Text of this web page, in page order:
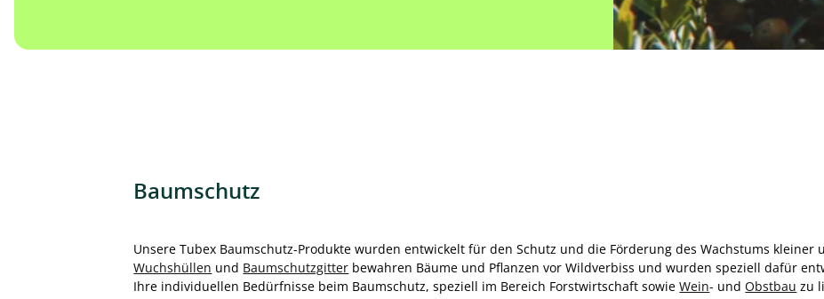
Baumschutz
Unsere Tubex Baumschutz-Produkte wurden entwickelt für den Schutz und die Förderung des Wachstums kleiner
Wuchshüllen und Baumschutzgitter bewahren Bäume und Pflanzen vor Wildverbiss und wurden speziell dafür
Ihre individuellen Bedürfnisse beim Baumschutz, speziell im Bereich Forstwirtschaft sowieWein- undObstbau zu